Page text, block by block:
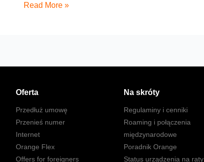
Za
góral
Read More »
Oferta
Przedłuż umowę
Przenieś numer
Internet
Orange Flex
Offers for foreigners
Na skróty
Regulaminy i cenniki
Roaming i połączenia
międzynarodowe
Poradnik Orange
Status urządzenia na raty